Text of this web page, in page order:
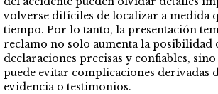
volverse difíciles de localizar a medida
tiempo. Por lo tanto, la presentación
reclamo no solo aumenta la posibilidad
declaraciones precisas y confiables,
puede evitar complicaciones derivadas
evidencia o testimonios.